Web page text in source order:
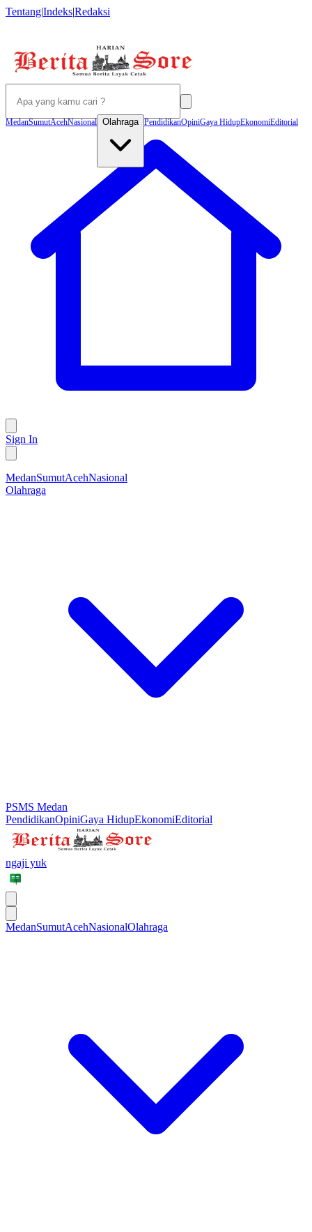
Tentang|Indeks|Redaksi
MedanSumutAcehNasional Olahraga PendidikanOpiniGaya HidupEkonomiEditorial
Sign In
MedanSumutAcehNasional
Olahraga
PSMS Medan
PendidikanOpiniGaya HidupEkonomiEditorial
ngaji yuk
MedanSumutAcehNasionalOlahraga